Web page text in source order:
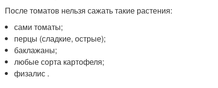
После томатов нельзя сажать такие растения:
сами томаты;
перцы (сладкие, острые);
баклажаны;
любые сорта картофеля;
физалис .